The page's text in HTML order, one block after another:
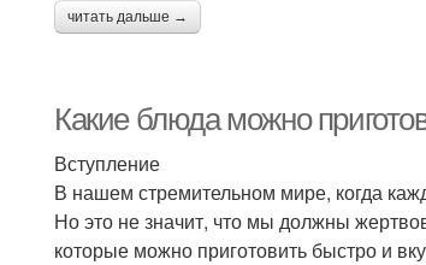
читать дальше →
Какие блюда можно
Вступление
В нашем стремительном мире, когда
Но это не значит, что мы должны
которые можно приготовить быстро и